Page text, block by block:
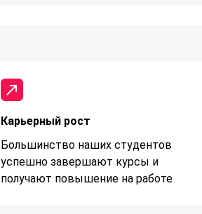
Карьерный рост
Большинство наших студентов
успешно завершают курсы и
получают повышение на работе